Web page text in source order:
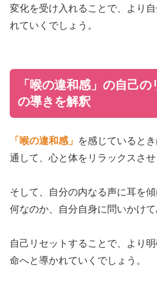
変化を受け入れることで、より
れていくでしょう。
「喉の違和感」の自己
の導きを解釈
「喉の違和感」 を感じていると
通して、心と体をリラックスさせ
そして、自分の内なる声に耳を
何なのか、自分自身に問いかけて
自己リセットすることで、より
命へと導かれていくでしょう。